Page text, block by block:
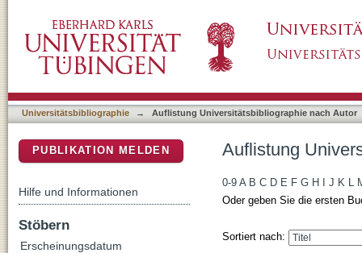
Universitätsbibliographie → Auflistung Universitätsbibliographie nach Autor
Auflistung
0-9 A B C D E F G H J K L
Oder geben Sie die ersten
Sortiert nach:
PUBLIKATION MELDEN
Hilfe und Informationen
Stöbern
Erscheinungsdatum